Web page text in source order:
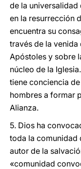
de la
en la resurrección
encuentra su
través de la
Apóstoles y sobre
núcleo de la
tiene conciencia
hombres a formar
Alianza.
5. Dios ha
toda la comunidad
autor de la
«comunidad